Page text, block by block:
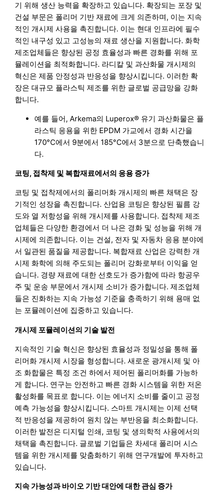
기 위해 생산 능력을 확장하고 있습니다. 확장되는 포장 및
건설 부문은 폴리머 기반 재료에 크게 의존하며, 이는 지속
적인 개시제 사용을 촉진합니다. 이는 현대 인프라에 필수
적인 내구성 있고 고성능의 재료 생산을 지원합니다. 화학
제조업체들은 향상된 공정 효율성과 빠른 경화를 위해 포
뮬레이션을 최적화합니다. 라디칼 및 과산화물 개시제의
혁신은 제품 안정성과 반응성을 향상시킵니다. 이러한 확
장은 대규모 플라스틱 제조를 위한 글로벌 공급망을 강화
합니다.
예를 들어, Arkema의 Luperox® 유기 과산화물은 플
라스틱 응용을 위한 EPDM 가교에서 경화 시간을
170°C에서 9분에서 185°C에서 3분으로 단축했습니
다.
코팅, 접착제 및 복합재료에서의 응용 증가
코팅 및 접착제에서의 폴리머화 개시제의 빠른 채택은 장
기적인 성장을 촉진합니다. 산업용 코팅은 향상된 필름 강
도와 열 저항성을 위해 개시제를 사용합니다. 접착제 제조
업체들은 다양한 환경에서 더 나은 경화 및 성능을 위해 개
시제에 의존합니다. 이는 건설, 전자 및 자동차 응용 분야에
서 일관된 품질을 제공합니다. 복합재료 산업은 강력한 개
시제 화학에 의해 주도되는 폴리머 강화로부터 이익을 얻
습니다. 경량 재료에 대한 선호도가 증가함에 따라 항공우
주 및 운송 부문에서 개시제 소비가 증가합니다. 제조업체
들은 진화하는 지속 가능성 기준을 충족하기 위해 용매 없
는 포뮬레이션에 집중하고 있습니다.
개시제 포뮬레이션의 기술 발전
지속적인 기술 혁신은 향상된 효율성과 정밀성을 통해 폴
리머화 개시제 시장을 형성합니다. 새로운 광개시제 및 아
조 화합물은 특정 조건 하에서 제어된 폴리머화를 가능하
게 합니다. 연구는 안전하고 빠른 경화 시스템을 위한 저온
활성화를 목표로 합니다. 이는 에너지 소비를 줄이고 공정
예측 가능성을 향상시킵니다. 스마트 개시제는 이제 선택
적 반응성을 제공하여 원치 않는 부반응을 최소화합니다.
이러한 발전은 디지털 인쇄, 코팅 및 생의학적 사용에서의
채택을 촉진합니다. 글로벌 기업들은 차세대 폴리머 시스
템을 위한 개시제를 맞춤화하기 위해 연구개발에 투자하고
있습니다.
지속 가능성과 바이오 기반 대안에 대한 관심 증가